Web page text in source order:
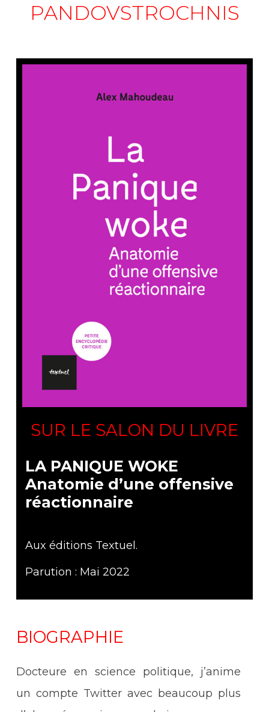
PANDOVSTROCHNIS
SUR LE SALON DU LIVRE
LA PANIQUE WOKE
Anatomie d’une offensive
réactionnaire
Aux éditions Textuel.
Parution : Mai 2022
BIOGRAPHIE
Docteure en science politique, j’anime
un compte Twitter avec beaucoup plus